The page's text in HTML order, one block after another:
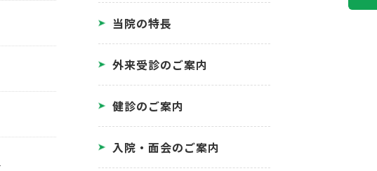
当院の特長
外来受診のご案内
健診のご案内
入院・面会のご案内